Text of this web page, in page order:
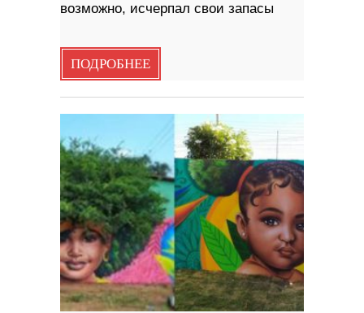
возможно, исчерпал свои запасы
ПОДРОБНЕЕ